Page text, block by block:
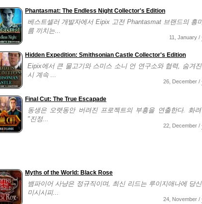
Phantasmat: The Endless Night Collector's Edition
베스트셀러 개발자에서 Eipix 고전 Phantasmat 브랜드의 흥
름 끼치는...
11, January /
Hidden Expedition: Smithsonian Castle Collector's Edition
Eipix에서 큰 물고기와 스미스 소니 언 연구소와 협력, 숨겨
시 계속 ...
26, December /
Final Cut: The True Escapade
동생은 오랫동안 버려진 프로젝트의 부흥을 연출한다. 화
"진정...
22, December /
Myths of the World: Black Rose
뱀파이어 사냥은 정규직이며, 최신 리드는 루이지애나에 당
미시시피...
24, November /